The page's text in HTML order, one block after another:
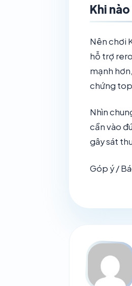
Khi
Nên chơi
hỗ trợ
mạnh
chứng top
Nhìn
cần vào
gây sát
Góp ý /